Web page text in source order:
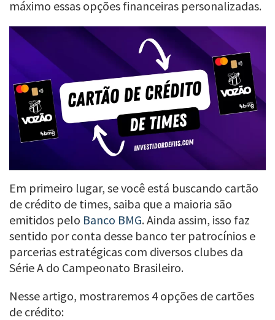
máximo essas opções financeiras personalizadas.
Em primeiro lugar, se você está buscando cartão
de crédito de times, saiba que a maioria são
emitidos pelo Banco BMG. Ainda assim, isso faz
sentido por conta desse banco ter patrocínios e
parcerias estratégicas com diversos clubes da
Série A do Campeonato Brasileiro.
Nesse artigo, mostraremos 4 opções de cartões
de crédito: